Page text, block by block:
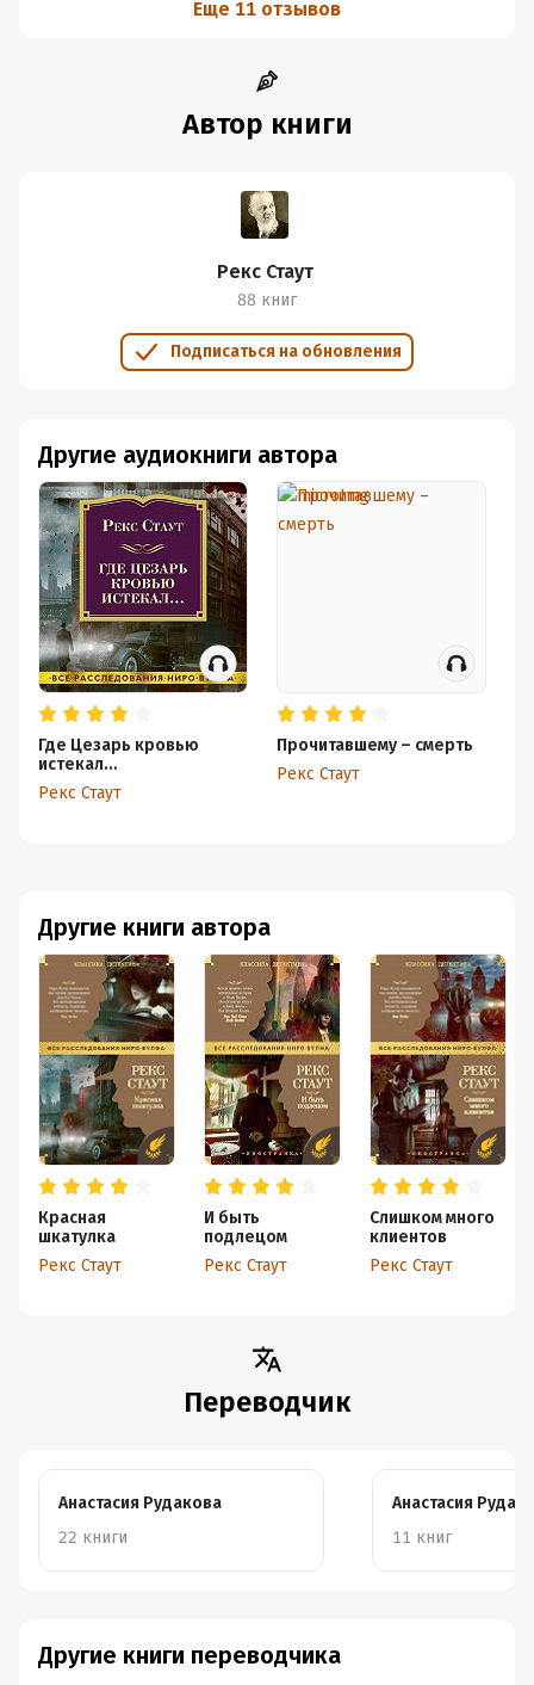
Еще 11 отзывов
Автор книги
Рекс Стаут
88 книг
Подписаться на обновления
Другие книги автора
Красная
шкатулка
Рекс Стаут
И быть
подлецом
Рекс Стаут
Слишком много
клиентов
Рекс Стаут
Другие аудиокниги автора
Где Цезарь кровью
истекал…
Рекс Стаут
Прочитавшему – смерть
Рекс Стаут
Переводчик
Анастасия Рудакова
22 книги
Анастасия
11 книг
Другие книги переводчика